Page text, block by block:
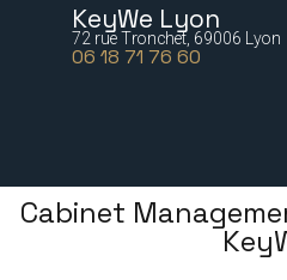
KeyWe Lyon
72 rue Tronchet, 69006 Lyon
06 18 71 76 60
Cabinet